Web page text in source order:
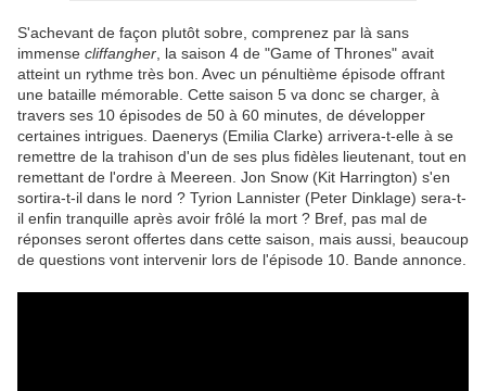
S'achevant de façon plutôt sobre, comprenez par là sans
immense cliffangher , la saison 4 de "Game of Thrones" avait
atteint un rythme très bon. Avec un pénultième épisode offrant
une bataille mémorable. Cette saison 5 va donc se charger, à
travers ses 10 épisodes de 50 à 60 minutes, de développer
certaines intrigues. Daenerys (Emilia Clarke) arrivera-t-elle à se
remettre de la trahison d'un de ses plus fidèles lieutenant, tout en
remettant de l'ordre à Meereen. Jon Snow (Kit Harrington) s'en
sortira-t-il dans le nord ? Tyrion Lannister (Peter Dinklage) sera-t-
il enfin tranquille après avoir frôlé la mort ? Bref, pas mal de
réponses seront offertes dans cette saison, mais aussi, beaucoup
de questions vont intervenir lors de l'épisode 10. Bande annonce.